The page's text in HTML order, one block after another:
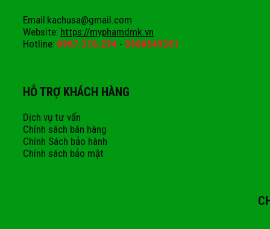
Email:kachusa@gmail.com
Website: https://myphamdmk.vn
Hotline: 0967.316.294 - 0968549381
HỖ TRỢ KHÁCH HÀNG
Dịch vụ tư vấn
Chính sách bán hàng
Chính Sách bảo hành
Chính sách bảo mật